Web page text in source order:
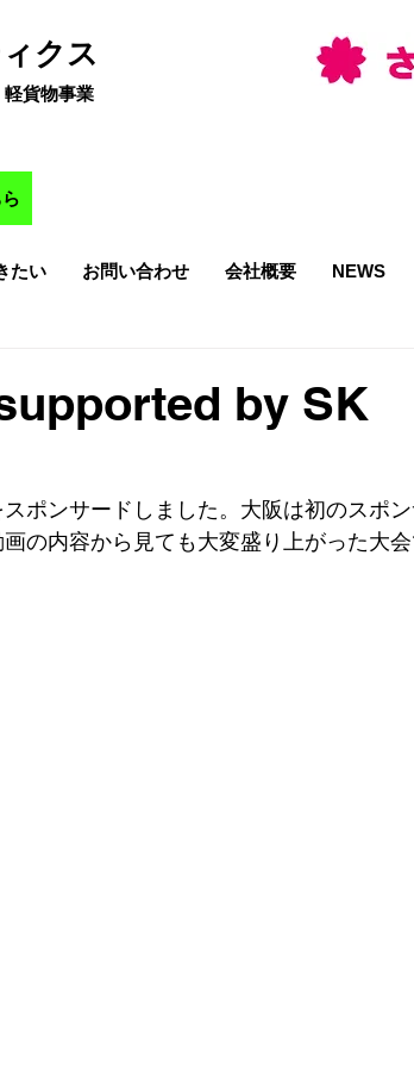
クス
貨物事業
たい お問い合わせ 会社概要 NEWS
by SK
ポンサードしました。大阪は初のスポ
の内容から見ても大変盛り上がった大